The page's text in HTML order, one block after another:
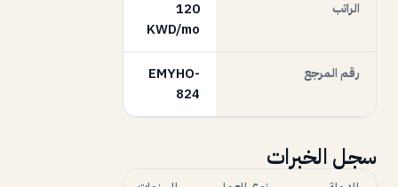
الراتب
120
KWD/mo
رقم المرجع
EMYHO-
824
سجل الخبرات